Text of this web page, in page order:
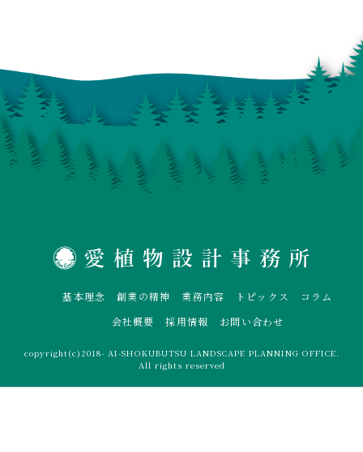
基本理念 創業の精神 業務内容 トピックス
コラム
会社概要
採用情報 お問い合わせ
copyright(c)2018- AI-SHOKUBUTSU LANDSCAPE PLANNING OFFICE.
All rights reserved